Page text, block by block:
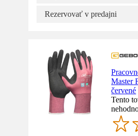
Rezervovať v predajni
Master
červené
Tento